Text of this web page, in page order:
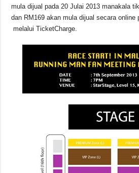
mula dijual pada 20 Julai 2013 manakala
dan RM169 akan mula dijual secara online
melalui TicketCharge.